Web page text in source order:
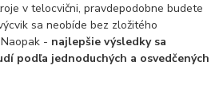
v telocvični, pravdepodobne budete
sa neobíde bez zložitého
- najlepšie výsledky sa
podľa jednoduchých a osvedčených